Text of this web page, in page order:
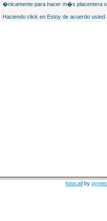
�nicamente para hacer m�s placentera
Haciendo click en Estoy de acuerdo usted
fotocall by